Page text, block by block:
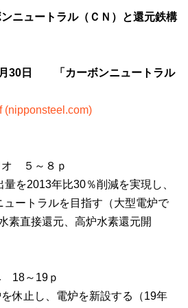
ニュートラル（ＣＮ）と還元鉄構
30日 「カーボンニュートラル
(nipponsteel.com)
オ ５～８ｐ
量を2013年比30％削減を実現し、
ュートラルを目指す（大型電炉で
素直接還元、高炉水素還元開
18～ 19 ｐ
休止し、電炉を新設する（19年